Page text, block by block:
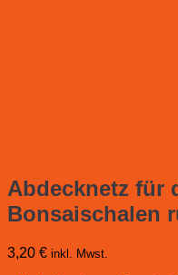
Abdecknetz für
Bonsaischalen
3,20 € inkl. Mwst.